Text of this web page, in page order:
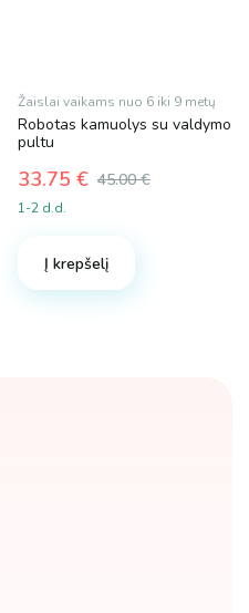
Žaislai vaikams nuo 6 iki 9 metų
Robotas kamuolys su valdymo
pultu
45.00€
Original
45.00 €.
33.75 €
Current
33.75 €.
1-2 d.d.
Į krepšelį